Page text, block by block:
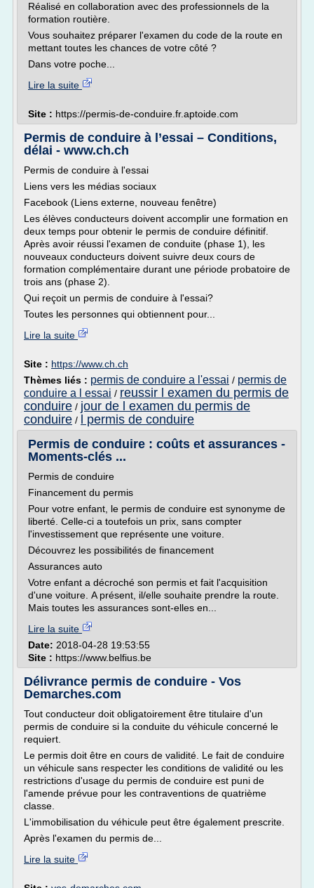
Réalisé en collaboration avec des professionnels de la
formation routière.
Vous souhaitez préparer l'examen du code de la route en
mettant toutes les chances de votre côté ?
Dans votre poche...
Lire la suite
Site : https://permis-de-conduire.fr.aptoide.com
Permis de conduire à l’essai – Conditions,
délai - www.ch.ch
Permis de conduire à l'essai
Liens vers les médias sociaux
Facebook (Liens externe, nouveau fenêtre)
Les élèves conducteurs doivent accomplir une formation en
deux temps pour obtenir le permis de conduire définitif.
Après avoir réussi l'examen de conduite (phase 1), les
nouveaux conducteurs doivent suivre deux cours de
formation complémentaire durant une période probatoire de
trois ans (phase 2).
Qui reçoit un permis de conduire à l'essai?
Toutes les personnes qui obtiennent pour...
Lire la suite
Site : https://www.ch.ch
Thèmes liés : permis de conduire a l'essai / permis de
conduire a l essai / reussir l examen du permis de
conduire / jour de l examen du permis de
conduire /
l permis de conduire
Permis de conduire : coûts et assurances -
Moments-clés ...
Permis de conduire
Financement du permis
Pour votre enfant, le permis de conduire est synonyme de
liberté. Celle-ci a toutefois un prix, sans compter
l'investissement que représente une voiture.
Découvrez les possibilités de financement
Assurances auto
Votre enfant a décroché son permis et fait l'acquisition
d'une voiture. A présent, il/elle souhaite prendre la route.
Mais toutes les assurances sont-elles en...
Lire la suite
Date: 2018-04-28 19:53:55
Site : https://www.belfius.be
Délivrance permis de conduire - Vos
Demarches.com
Tout conducteur doit obligatoirement être titulaire d'un
permis de conduire si la conduite du véhicule concerné le
requiert.
Le permis doit être en cours de validité. Le fait de conduire
un véhicule sans respecter les conditions de validité ou les
restrictions d'usage du permis de conduire est puni de
l'amende prévue pour les contraventions de quatrième
classe.
L'immobilisation du véhicule peut être également prescrite.
Après l'examen du permis de...
Lire la suite